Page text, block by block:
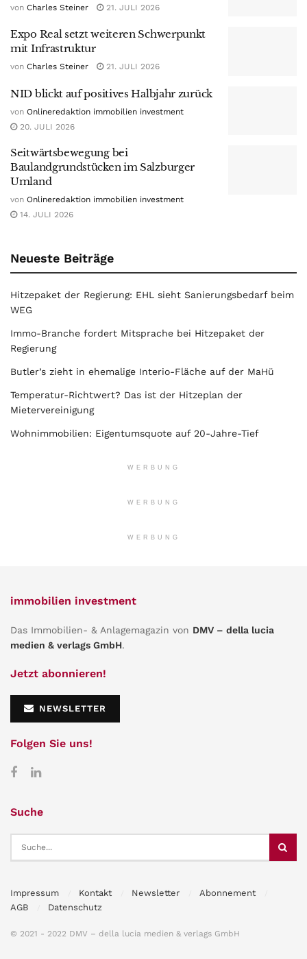
von Charles Steiner 21. JULI 2026
Expo Real setzt weiteren Schwerpunkt
mit Infrastruktur
von Charles Steiner 21. JULI 2026
NID blickt auf positives Halbjahr zurück
von Onlineredaktion immobilien investment
20. JULI 2026
Seitwärtsbewegung bei
Baulandgrundstücken im Salzburger
Umland
von Onlineredaktion immobilien investment
14. JULI 2026
Neueste Beiträge
Hitzepaket der Regierung: EHL sieht Sanierungsbedarf beim
WEG
Immo-Branche fordert Mitsprache bei Hitzepaket der
Regierung
Butler’s zieht in ehemalige Interio-Fläche auf der MaHü
Temperatur-Richtwert? Das ist der Hitzeplan der
Mietervereinigung
Wohnimmobilien: Eigentumsquote auf 20-Jahre-Tief
WERBUNG
WERBUNG
WERBUNG
immobilien investment
Das Immobilien- & Anlagemagazin von DMV – della lucia
medien & verlags GmbH.
Jetzt abonnieren!
NEWSLETTER
Folgen Sie uns!
Suche
Impressum Kontakt Newsletter
Abonnement
AGB
Datenschutz
© 2021 - 2022 DMV – della lucia medien & verlags GmbH